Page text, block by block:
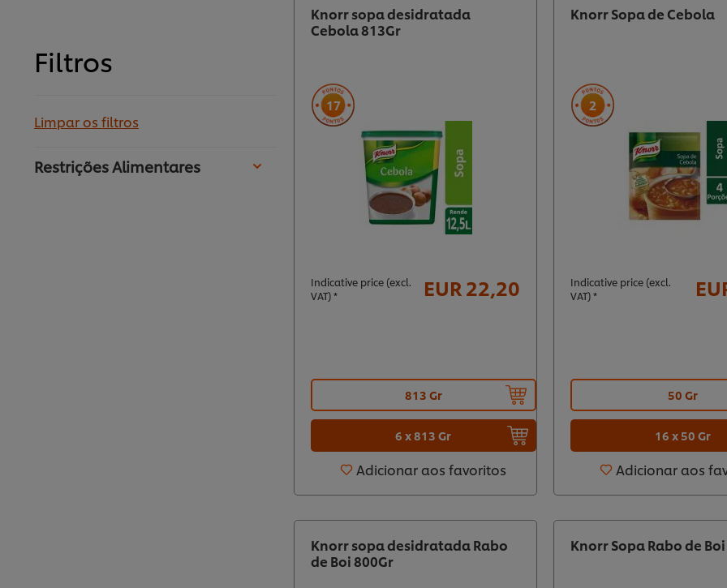
Filtros
Limpar os filtros
Restrições Alimentares
Knorr sopa desidratada
Cebola 813Gr
17
Indicative price (excl.
VAT) *
EUR 22,20
813 Gr
6 x 813 Gr
Adicionar aos favoritos
Knorr Sopa de Cebola
2
Indicative price (excl.
VAT) *
50 Gr
16 x 50 Gr
Adicionar aos
Knorr sopa desidratada Rabo
de Boi 800Gr
Knorr Sopa Rabo de Boi